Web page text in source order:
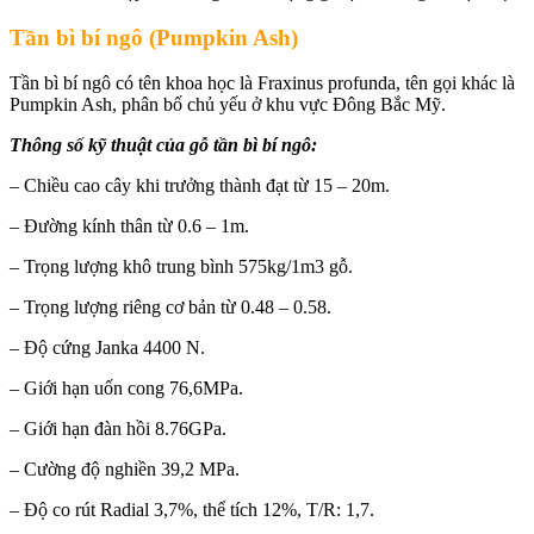
Tần bì bí ngô (Pumpkin Ash)
Tần bì bí ngô có tên khoa học là Fraxinus profunda, tên gọi khác là
Pumpkin Ash, phân bố chủ yếu ở khu vực Đông Bắc Mỹ.
Thông số kỹ thuật của gỗ tần bì bí ngô:
– Chiều cao cây khi trưởng thành đạt từ 15 – 20m.
– Đường kính thân từ 0.6 – 1m.
– Trọng lượng khô trung bình 575kg/1m3 gỗ.
– Trọng lượng riêng cơ bản từ 0.48 – 0.58.
– Độ cứng Janka 4400 N.
– Giới hạn uốn cong 76,6MPa.
– Giới hạn đàn hồi 8.76GPa.
– Cường độ nghiền 39,2 MPa.
– Độ co rút Radial 3,7%, thể tích 12%, T/R: 1,7.